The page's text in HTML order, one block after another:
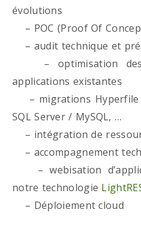
évolutions
– POC (Proof Of
– audit technique et
– optimisation des
applications existantes
– migrations Hyperfile
SQL Server / MySQL, …
– intégration de
– accompagnement
– webisation
notre technologie
– Déploiement cloud